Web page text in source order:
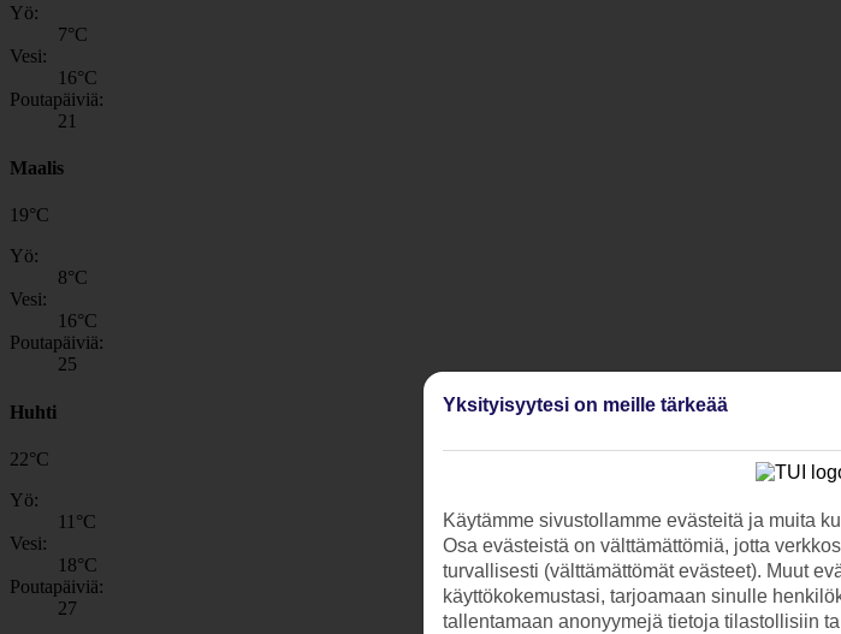
Yö:
7°C
Vesi:
16°C
Poutapäiviä:
21
Maalis
19°C
Yö:
8°C
Vesi:
16°C
Poutapäiviä:
25
Huhti
22°C
Yö:
11 °C
Vesi:
18°C
Poutapäiviä:
27
Yksityisyytesi on meille tärkeää
Käytämme sivustollamme evästeitä ja muita
Osa evästeistä on välttämättömiä, jotta
turvallisesti (välttämättömät evästeet). Muut
käyttökokemustasi, tarjoamaan sinulle
tallentamaan anonyymejä tietoja tilastollisiin